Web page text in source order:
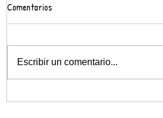
Comentarios
Escribir un comentario...